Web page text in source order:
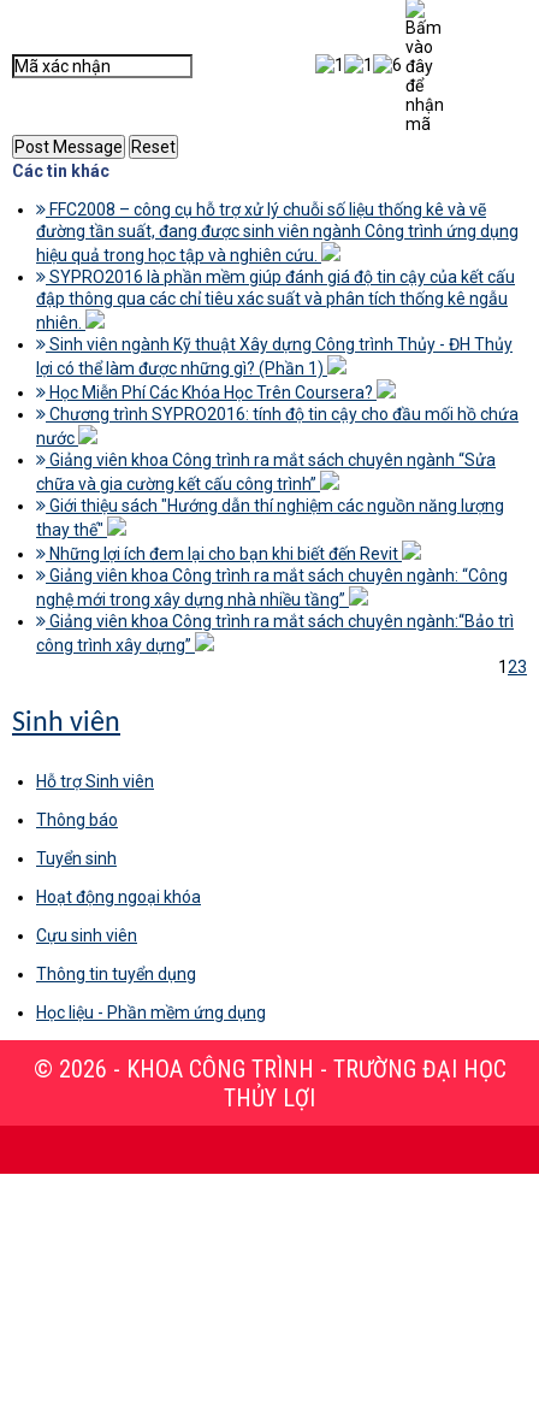
Các tin khác
FFC2008 – công cụ hỗ trợ xử lý chuỗi số liệu thống kê và vẽ
đường tần suất, đang được sinh viên ngành Công trình ứng dụng
hiệu quả trong học tập và nghiên cứu.
SYPRO2016 là phần mềm giúp đánh giá độ tin cậy của kết cấu
đập thông qua các chỉ tiêu xác suất và phân tích thống kê ngẫu
nhiên.
Sinh viên ngành Kỹ thuật Xây dựng Công trình Thủy - ĐH Thủy
lợi có thể làm được những gì? (Phần 1)
Học Miễn Phí Các Khóa Học Trên Coursera?
Chương trình SYPRO2016: tính độ tin cậy cho đầu mối hồ chứa
nước
Giảng viên khoa Công trình ra mắt sách chuyên ngành “Sửa
chữa và gia cường kết cấu công trình”
Giới thiệu sách "Hướng dẫn thí nghiệm các nguồn năng lượng
thay thế"
Những lợi ích đem lại cho bạn khi biết đến Revit
Giảng viên khoa Công trình ra mắt sách chuyên ngành: “Công
nghệ mới trong xây dựng nhà nhiều tầng”
Giảng viên khoa Công trình ra mắt sách chuyên ngành:“Bảo trì
công trình xây dựng”
123
Sinh viên
Hỗ trợ Sinh viên
Thông báo
Tuyển sinh
Hoạt động ngoại khóa
Cựu sinh viên
Thông tin tuyển dụng
Học liệu - Phần mềm ứng dụng
© 2026 - KHOA CÔNG TRÌNH - TRƯỜNG ĐẠI HỌC
THỦY LỢI